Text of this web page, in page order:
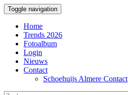
Toggle navigation
Home
Trends 2026
Fotoalbum
Login
Nieuws
Contact
Schoehuijs Almere Contact